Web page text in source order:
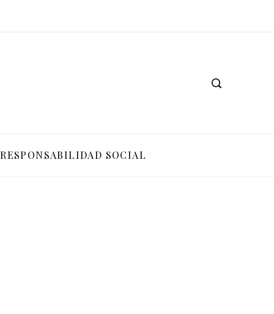
RESPONSABILIDAD SOCIAL